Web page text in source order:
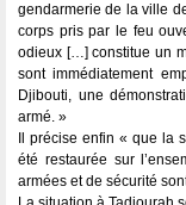
gendarmerie de la ville
corps pris par le feu
odieux […] constitue un
sont immédiatement
Djibouti, une
armé. »
Il précise enfin « que la
été restaurée sur
armées et de sécurité